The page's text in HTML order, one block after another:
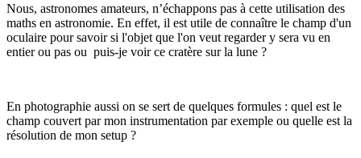
Nous, astronomes amateurs, n’échappons pas à cette utilisation des
maths en astronomie. En effet, il est utile de connaître le champ d'un
oculaire pour savoir si l'objet que l'on veut regarder y sera vu en
entier ou pas ou puis-je voir ce cratère sur la lune ?
En photographie aussi on se sert de quelques formules : quel est le
champ couvert par mon instrumentation par exemple ou quelle est la
résolution de mon setup ?